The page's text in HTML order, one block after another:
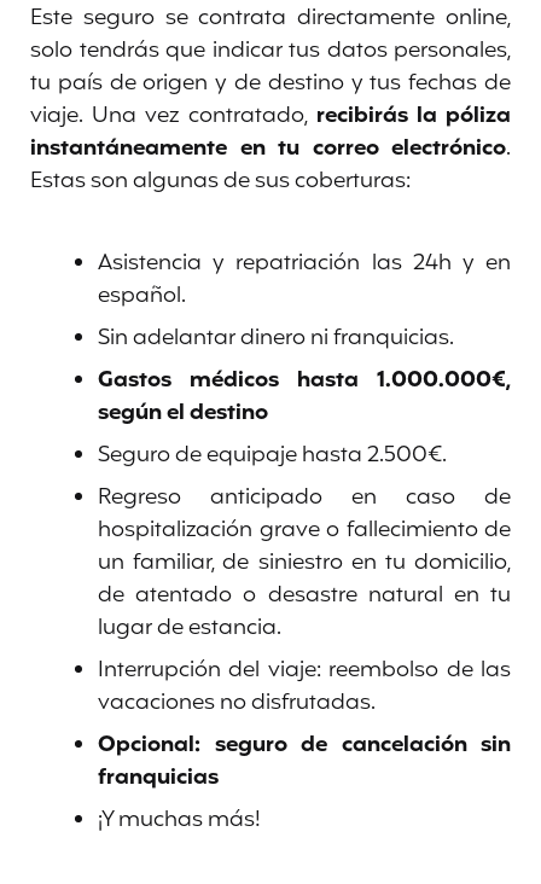
Este seguro se contrata directamente online,
solo tendrás que indicar tus datos personales,
tu país de origen y de destino y tus fechas de
viaje. Una vez contratado, recibirás la póliza
instantáneamente en tu correo electrónico.
Estas son algunas de sus coberturas:
Asistencia y repatriación las 24h y en
español.
Sin adelantar dinero ni franquicias.
Gastos médicos hasta 1.000.000€,
según el destino
Seguro de equipaje hasta 2.500€.
Regreso anticipado en caso de
hospitalización grave o fallecimiento de
un familiar, de siniestro en tu domicilio,
de atentado o desastre natural en tu
lugar de estancia.
Interrupción del viaje: reembolso de las
vacaciones no disfrutadas.
Opcional: seguro de cancelación sin
franquicias
¡Y muchas más!